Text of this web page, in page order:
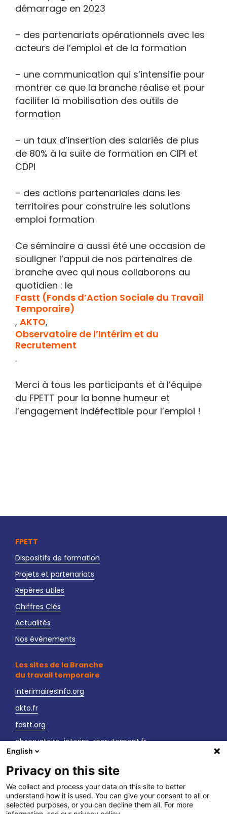
démarrage en 2023
– des partenariats opérationnels avec les
acteurs de l’emploi et de la formation
– une communication qui s’intensifie pour
montrer ce que la branche réalise et pour
faciliter la mobilisation des outils de
formation
– un taux d’insertion des salariés de plus
de 80% à la suite de formation en CIPI et
CDPI
– des actions partenariales dans les
territoires pour construire les solutions
emploi formation
Ce séminaire a aussi été une occasion de
souligner l’appui de nos partenaires de
branche avec qui nous collaborons au
quotidien : le
Fastt (Fonds d’Action Sociale du Travail
Temporaire)
, AKTO,
Observatoire de l’Intérim et du
Recrutement
.
Merci à tous les participants et à l’équipe
du FPETT pour la bonne humeur et
l’engagement indéfectible pour l’emploi !
FPETT
Dispositifs de formation
Projets et partenariats
Repères utiles
Chiffres Clés
Actualités
Nos événements
Les sites de la Branche
du travail temporaire
interimairesInfo.org
akto.fr
fastt.org
observatoire-interim-recrutement.fr
sante-securite-interim.fr
Nous contacter
LinkedIn
English
Privacy on this site
We collect and process your data on this site to better
understand how it is used. You can give your consent to all or
selected purposes, or you can decline them all. For more